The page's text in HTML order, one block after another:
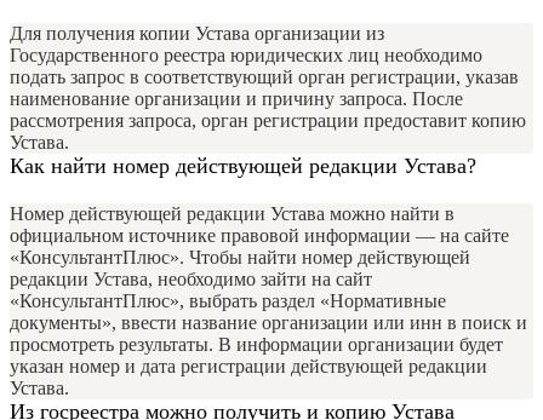
Для получения копии Устава организации из
Государственного реестра юридических лиц необходимо
подать запрос в соответствующий орган регистрации, указав
наименование организации и причину запроса. После
рассмотрения запроса, орган регистрации предоставит копию
Устава.
Как найти номер действующей редакции Устава?
Номер действующей редакции Устава можно найти в
официальном источнике правовой информации — на сайте
«КонсультантПлюс». Чтобы найти номер действующей
редакции Устава, необходимо зайти на сайт
«КонсультантПлюс», выбрать раздел «Нормативные
документы», ввести название организации или инн в поиск и
просмотреть результаты. В информации организации будет
указан номер и дата регистрации действующей редакции
Устава.
Из госреестра можно получить и копию Устава